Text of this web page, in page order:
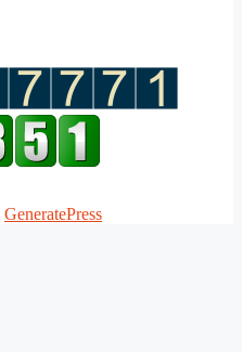
GeneratePress